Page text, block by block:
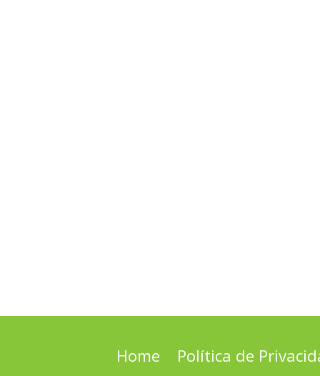
Home Política de